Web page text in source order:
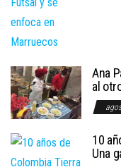
Ana
al
10
Una